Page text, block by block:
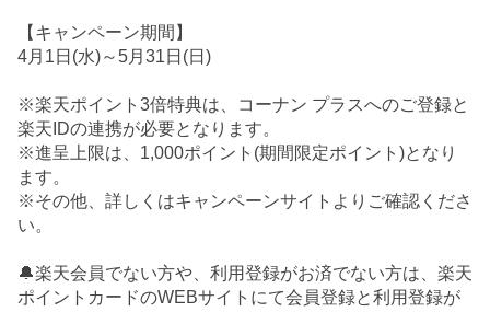
【キャンペーン期間】
4月1日(水)～5月31日(日)
※楽天ポイント3倍特典は、コーナン プラスへのご登録と
楽天IDの連携が必要となります。
※進呈上限は、1,000ポイント(期間限定ポイント)となり
ます。
※その他、詳しくはキャンペーンサイトよりご確認くださ
い。
🔔楽天会員でない方や、利用登録がお済でない方は、楽天
ポイントカードのWEBサイトにて会員登録と利用登録が